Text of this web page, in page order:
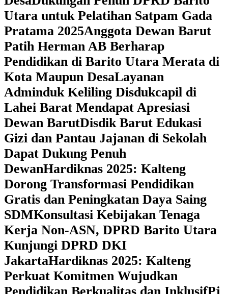
Utara untuk Pelatihan Satpam Gada
Pratama 2025Anggota Dewan Barut
Patih Herman AB Berharap
Pendidikan di Barito Utara Merata di
Kota Maupun DesaLayanan
Adminduk Keliling Disdukcapil di
Lahei Barat Mendapat Apresiasi
Dewan BarutDisdik Barut Edukasi
Gizi dan Pantau Jajanan di Sekolah
Dapat Dukung Penuh
DewanHardiknas 2025: Kalteng
Dorong Transformasi Pendidikan
Gratis dan Peningkatan Daya Saing
SDMKonsultasi Kebijakan Tenaga
Kerja Non-ASN, DPRD Barito Utara
Kunjungi DPRD DKI
JakartaHardiknas 2025: Kalteng
Perkuat Komitmen Wujudkan